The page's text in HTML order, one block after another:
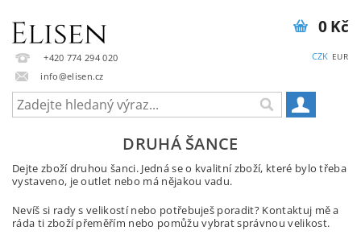
+420 774 294 020
info@elisen.cz
CZK EUR
0 Kč
DRUHÁ ŠANCE
Dejte zboží druhou šanci. Jedná se o kvalitní zboží, které bylo třeba
vystaveno, je outlet nebo má nějakou vadu.
Nevíš si rady s velikostí nebo potřebuješ poradit? Kontaktuj mě a
ráda ti zboží přeměřím nebo pomůžu vybrat správnou velikost.